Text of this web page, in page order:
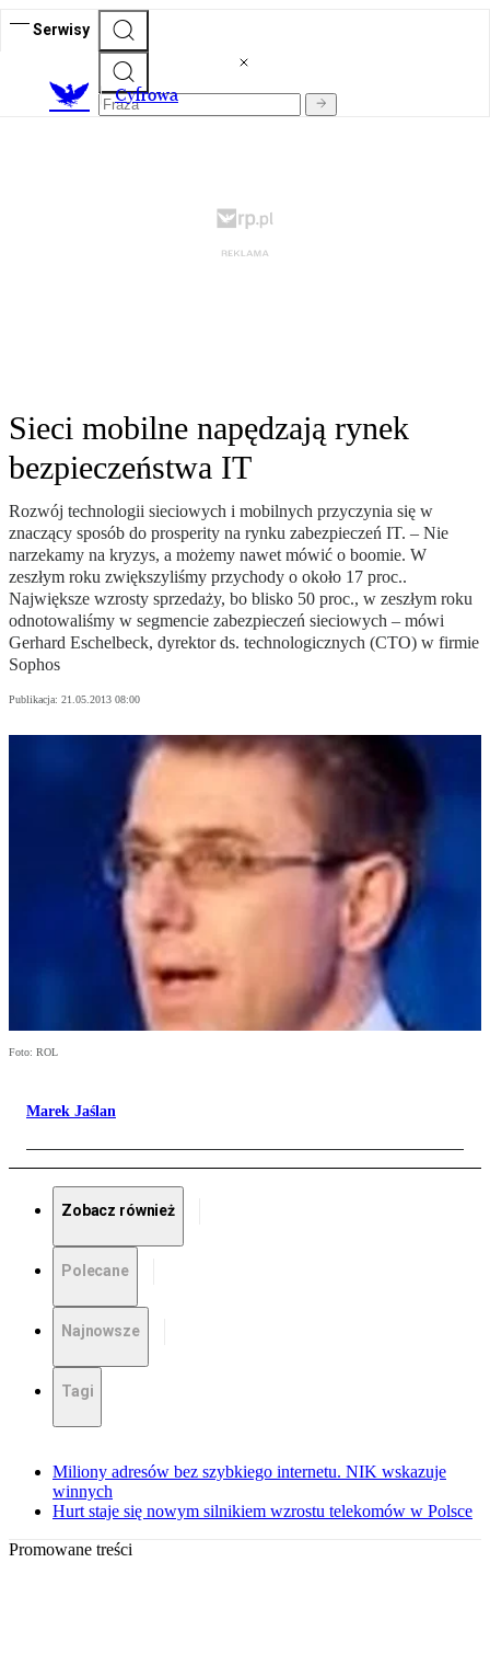
Serwisy
Cyfrowa
Sieci mobilne napędzają rynek
bezpieczeństwa IT
Rozwój technologii sieciowych i mobilnych przyczynia się w
znaczący sposób do prosperity na rynku zabezpieczeń IT. – Nie
narzekamy na kryzys, a możemy nawet mówić o boomie. W
zeszłym roku zwiększyliśmy przychody o około 17 proc..
Największe wzrosty sprzedaży, bo blisko 50 proc., w zeszłym roku
odnotowaliśmy w segmencie zabezpieczeń sieciowych – mówi
Gerhard Eschelbeck, dyrektor ds. technologicznych (CTO) w firmie
Sophos
Publikacja: 21.05.2013 08:00
Foto: ROL
Marek Jaślan
Zobacz również
Polecane
Najnowsze
Tagi
Miliony adresów bez szybkiego internetu. NIK wskazuje
winnych
Hurt staje się nowym silnikiem wzrostu telekomów w Polsce
Promowane treści